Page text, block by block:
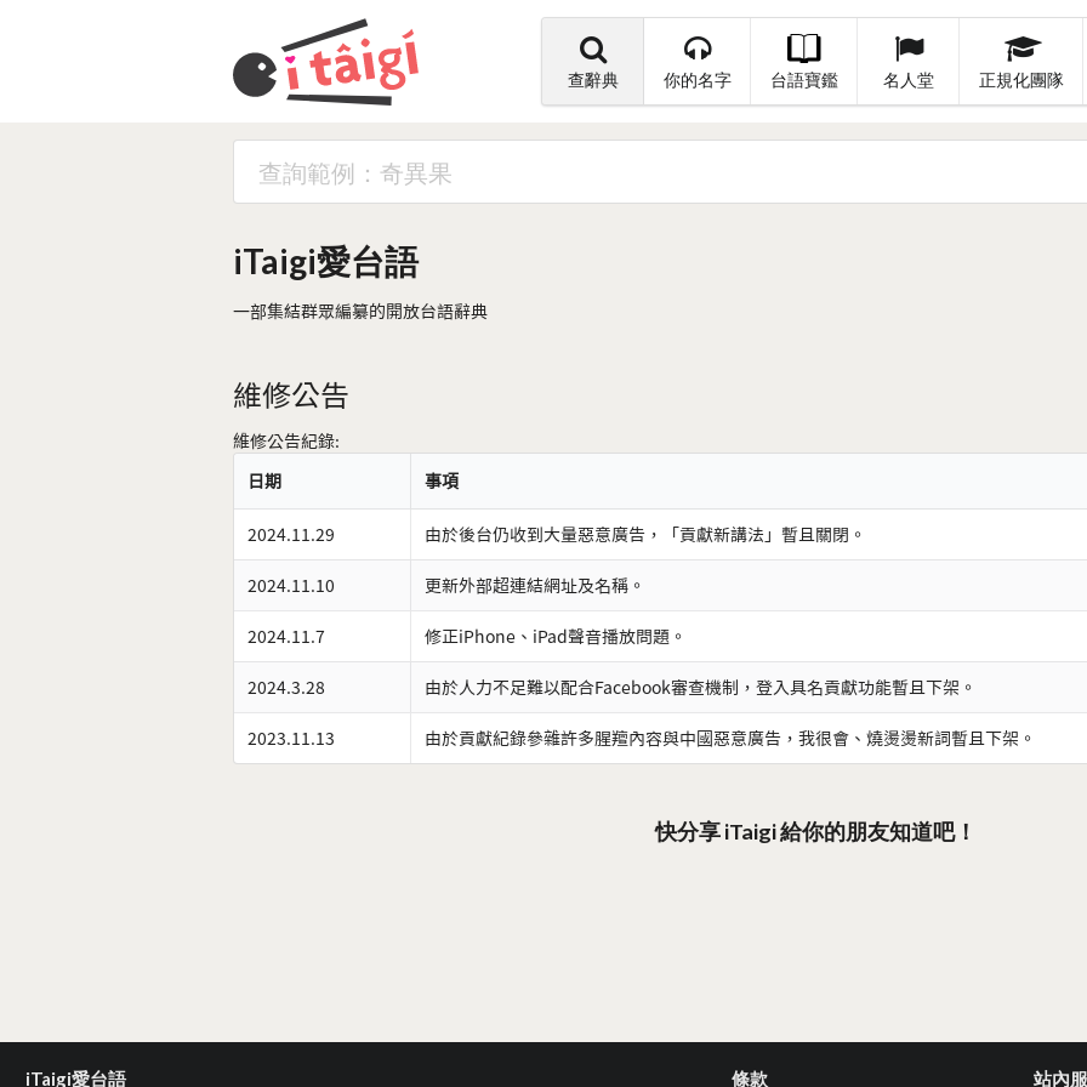
查辭典 你的名字 台語寶鑑 名人堂 正規化團隊
iTaigi愛台語
一部集結群眾編纂的開放台語辭典
維修公告
維修公告紀錄:
日期
事項
2024.11.29 由於後台仍收到大量惡意廣告，「貢獻新講法」暫且關閉。
2024.11.10 更新外部超連結網址及名稱。
2024.11.7 修正iPhone、iPad聲音播放問題。
2024.3.28 由於人力不足難以配合Facebook審查機制，登入具名貢獻功能暫且下架。
2023.11.13 由於貢獻紀錄參雜許多腥羶內容與中國惡意廣告，我很會、燒燙燙新詞暫且下架。
快分享 iTaigi 給你的朋友知道吧！
iTaigi愛台語 條款 站內